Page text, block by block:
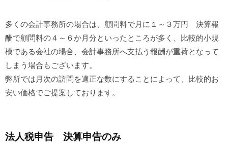
多くの会計事務所の場合は、顧問料で月に１～３万円 決算報
酬で顧問料の４～６か月分といったところが多く、比較的小規
模である会社の場合、会計事務所へ支払う報酬が重荷となって
しまう場合もございます。
弊所では月次の訪問を適正な数にすることによって、比較的お
安い価格でご提案しております。
法人税申告 決算申告のみ